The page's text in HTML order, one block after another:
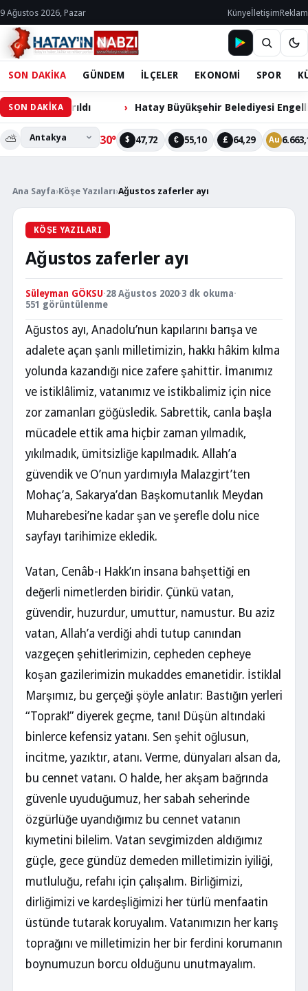
9 Ağustos 2026, Pazar KünyeİletişimReklam
SON DAKİKA GÜNDEM İLÇELER EKONOMİ SPOR
SON DAKİKA Hatay Büyükşehir Belediyesi Engelli
⛅ 30° $ 47,72 € 55,10 £ 64,29 Au
Ana Sayfa›Köşe Yazıları›Ağustos zaferler ayı
KÖŞE YAZILARI
Ağustos zaferler ayı
Süleyman GÖKSU·28 Ağustos 2020·3 dk okuma·
551 görüntülenme
Ağustos ayı, Anadolu’nun kapılarını barışa ve
adalete açan şanlı milletimizin, hakkı hâkim kılma
yolunda kazandığı nice zafere şahittir. İmanımız
ve istiklâlimiz, vatanımız ve istikbalimiz için nice
zor zamanları göğüsledik. Sabrettik, canla başla
mücadele ettik ama hiçbir zaman yılmadık,
yıkılmadık, ümitsizliğe kapılmadık. Allah’a
güvendik ve O’nun yardımıyla Malazgirt’ten
Mohaç’a, Sakarya’dan Başkomutanlık Meydan
Muharebesi’ne kadar şan ve şerefle dolu nice
sayfayı tarihimize ekledik.
Vatan, Cenâb-ı Hakk’ın insana bahşettiği en
değerli nimetlerden biridir. Çünkü vatan,
güvendir, huzurdur, umuttur, namustur. Bu aziz
vatan, Allah’a verdiği ahdi tutup canından
vazgeçen şehitlerimizin, cepheden cepheye
koşan gazilerimizin mukaddes emanetidir. İstiklal
Marşımız, bu gerçeği şöyle anlatır: Bastığın yerleri
“Toprak!” diyerek geçme, tanı! Düşün altındaki
binlerce kefensiz yatanı. Sen şehit oğlusun,
incitme, yazıktır, atanı. Verme, dünyaları alsan da,
bu cennet vatanı. O halde, her akşam bağrında
güvenle uyuduğumuz, her sabah seherinde
özgürlüğe uyandığımız bu cennet vatanın
kıymetini bilelim. Vatan sevgimizden aldığımız
güçle, gece gündüz demeden milletimizin iyiliği,
mutluluğu, refahı için çalışalım. Birliğimizi,
dirliğimizi ve kardeşliğimizi her türlü menfaatin
üstünde tutarak koruyalım. Vatanımızın her karış
toprağını ve milletimizin her bir ferdini korumanın
boynumuzun borcu olduğunu unutmayalım.